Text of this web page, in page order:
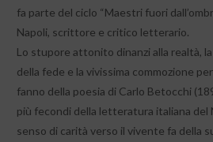
fa parte del ciclo “Maestri fuori
Napoli, scrittore e critico letterario.
Lo stupore attonito dinanzi alla realtà,
della fede e la vivissima commozione
fanno della poesia di Carlo Betocchi
più fecondi della letteratura italiana
senso di carità verso il vivente fa della